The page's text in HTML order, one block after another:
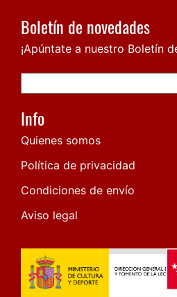
Boletín de novedades
¡Apúntate a nuestro Boletín
Info
Quienes somos
Política de privacidad
Condiciones de envío
Aviso legal